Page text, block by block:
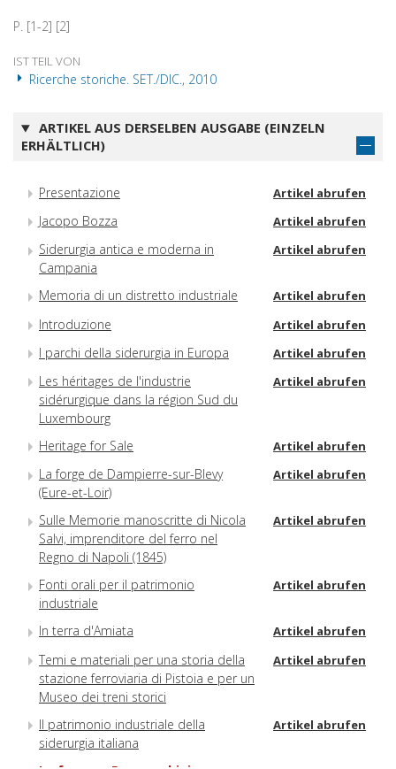
P. [1-2] [2]
IST TEIL VON
Ricerche storiche. SET./DIC., 2010
ARTIKEL AUS DERSELBEN AUSGABE (EINZELN
ERHÄLTLICH)
Presentazione Artikel abrufen
Jacopo Bozza Artikel abrufen
Siderurgia antica e moderna in
Campania
Artikel abrufen
Memoria di un distretto industriale Artikel abrufen
Introduzione Artikel abrufen
I parchi della siderurgia in Europa Artikel abrufen
Les héritages de l'industrie
sidérurgique dans la région Sud du
Luxembourg
Artikel abrufen
Heritage for Sale Artikel abrufen
La forge de Dampierre-sur-Blevy
(Eure-et-Loir)
Artikel abrufen
Sulle Memorie manoscritte di Nicola
Salvi, imprenditore del ferro nel
Regno di Napoli (1845)
Artikel abrufen
Fonti orali per il patrimonio
industriale
Artikel abrufen
In terra d'Amiata Artikel abrufen
Temi e materiali per una storia della
stazione ferroviaria di Pistoia e per un
Museo dei treni storici
Artikel abrufen
Il patrimonio industriale della
siderurgia italiana
Artikel abrufen